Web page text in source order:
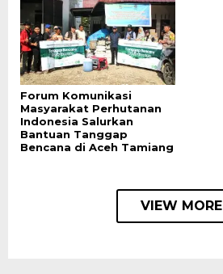
Forum Komunikasi
Masyarakat Perhutanan
Indonesia Salurkan
Bantuan Tanggap
Bencana di Aceh Tamiang
VIEW MORE